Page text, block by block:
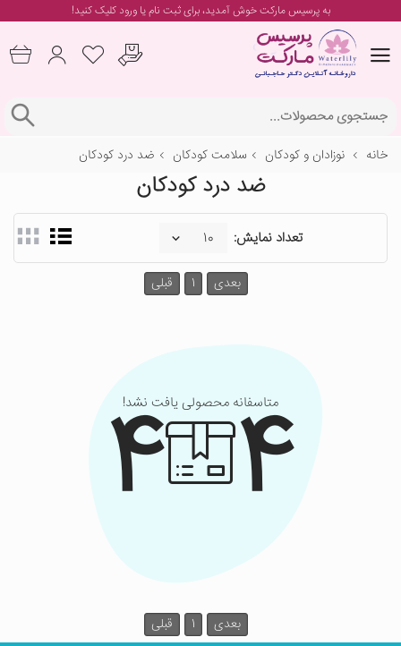
به پرسیس مارکت خوش آمدید، برایثبت نام یا ورودکلیک کنید!
خانه نوزادان و کودکان سلامت کودکان ضد درد کودکان
ضد درد کودکان
تعداد نمایش:
قبلی 1 بعدی
متاسفانه محصولی یافت نشد!
4 4
قبلی 1 بعدی